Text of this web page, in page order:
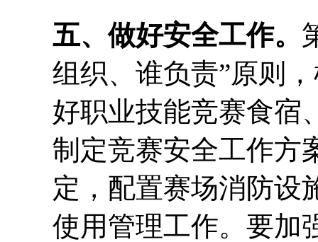
五、做好安全工作。
组织、谁负责”原则
好职业技能竞赛食宿
制定竞赛安全工作方
定，配置赛场消防设
使用管理工作。要加